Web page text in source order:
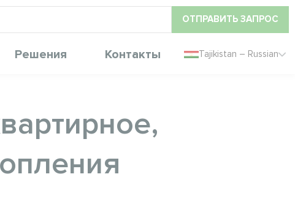
ОТПРАВИТЬ ЗАПРОС
Решения Контакты Tajikistan – Russian